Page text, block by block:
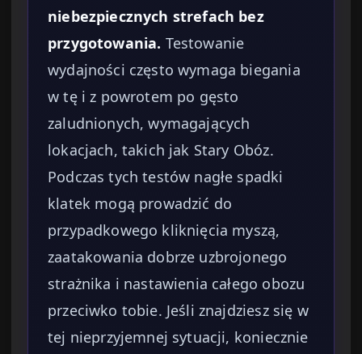
niebezpiecznych strefach bez
przygotowania. Testowanie
wydajności często wymaga biegania
w tę i z powrotem po gęsto
zaludnionych, wymagających
lokacjach, takich jak Stary Obóz.
Podczas tych testów nagłe spadki
klatek mogą prowadzić do
przypadkowego kliknięcia myszą,
zaatakowania dobrze uzbrojonego
strażnika i nastawienia całego obozu
przeciwko tobie. Jeśli znajdziesz się w
tej nieprzyjemnej sytuacji, koniecznie